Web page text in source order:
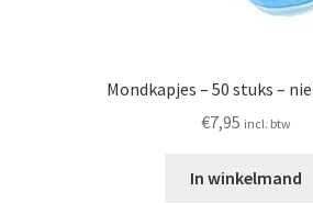
Mondkapjes – 50 stuks –
€7,95 incl. btw
In winkelmand